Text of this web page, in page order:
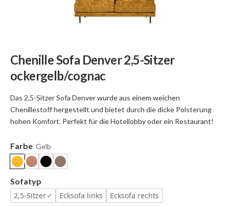
Chenille Sofa Denver 2,5-Sitzer
ockergelb/cognac
Das 2,5-Sitzer Sofa Denver wurde aus einem weichen
Chenillestoff hergestellt und bietet durch die dicke Polsterung
hohen Komfort. Perfekt für die Hotellobby oder ein Restaurant!
Farbe Gelb
Sofatyp
2,5-Sitzer
Ecksofa links Ecksofa rechts